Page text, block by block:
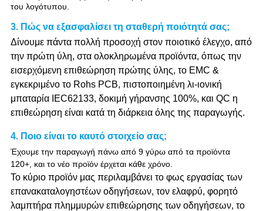
του λογότυπου.
3. Πώς να εξασφαλίσει τη σταθερή ποιότητά σας;
Δίνουμε πάντα πολλή προσοχή στον ποιοτικό έλεγχο, από
την πρώτη ύλη, στα ολοκληρωμένα προϊόντα, όπως την
εισερχόμενη επιθεώρηση πρώτης ύλης, το EMC &
εγκεκριμένο το Rohs PCB, πιστοποιημένη λι-ιονική
μπαταρία IEC62133, δοκιμή γήρανσης 100%, και QC η
επιθεώρηση είναι κατά τη διάρκεια όλης της παραγωγής.
4. Ποιο είναι το καυτό στοιχείο σας;
Έχουμε την παραγωγή πάνω από 9 γύρω από τα προϊόντα
120+, και το νέο προϊόν έρχεται κάθε χρόνο.
Το κύριο προϊόν μας περιλαμβάνει το φως εργασίας των
επανακαταλογηστέων οδηγήσεων, τον ελαφρύ, φορητό
λαμπτήρα πλημμυρών επιθεώρησης των οδηγήσεων, το